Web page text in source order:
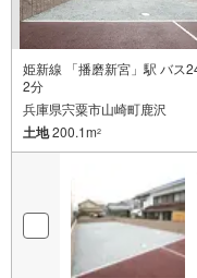
姫新線 「播磨新宮」駅 バス
2分
兵庫県宍粟市山崎町鹿沢
土地200.1m2